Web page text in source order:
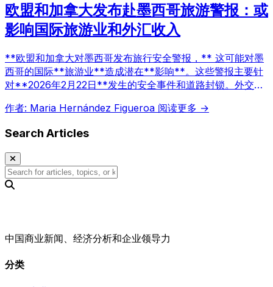
欧盟和加拿大发布赴墨西哥旅游警报：或
影响国际旅游业和外汇收入
**欧盟和加拿大对墨西哥发布旅行安全警报，** 这可能对墨
西哥的国际**旅游业**造成潜在**影响**。这些警报主要针
对**2026年2月22日**发生的安全事件和道路封锁。外交使
求避难并限制出行。此背景下，墨西哥在2025年12月接待了
作者: Maria Hernández Figueroa 阅读更多 →
Search Articles
中国商业新闻、经济分析和企业领导力
分类